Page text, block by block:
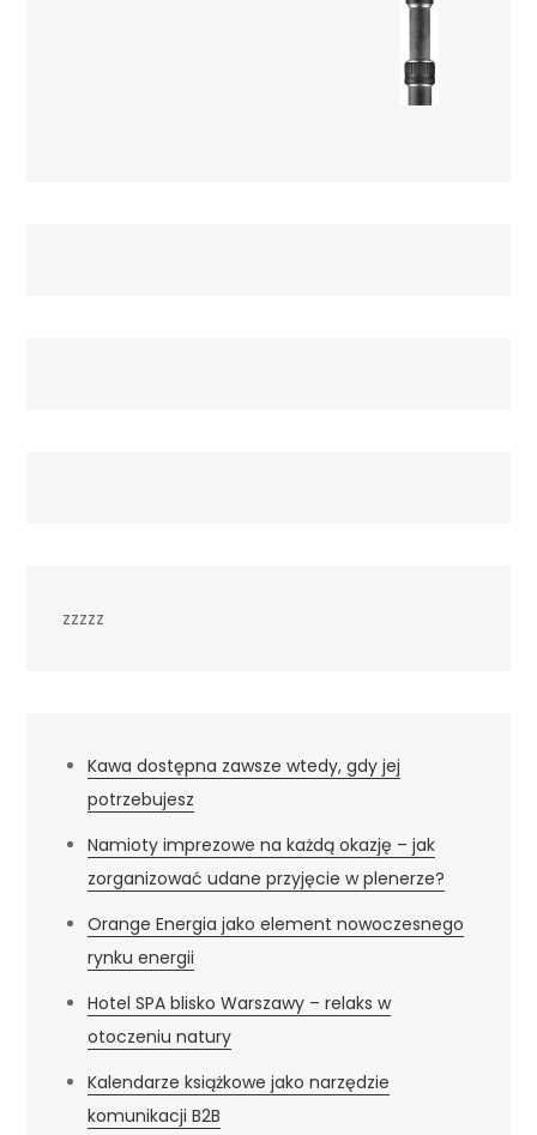
zzzzz
Kawa dostępna zawsze wtedy, gdy jej
potrzebujesz
Namioty imprezowe na każdą okazję – jak
zorganizować udane przyjęcie w plenerze?
Orange Energia jako element nowoczesnego
rynku energii
Hotel SPA blisko Warszawy – relaks w
otoczeniu natury
Kalendarze książkowe jako narzędzie
komunikacji B2B